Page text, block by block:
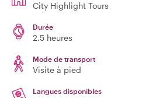
City Highlight Tours
Durée
2.5 heures
Mode de transport
Visite à pied
Langues disponibles